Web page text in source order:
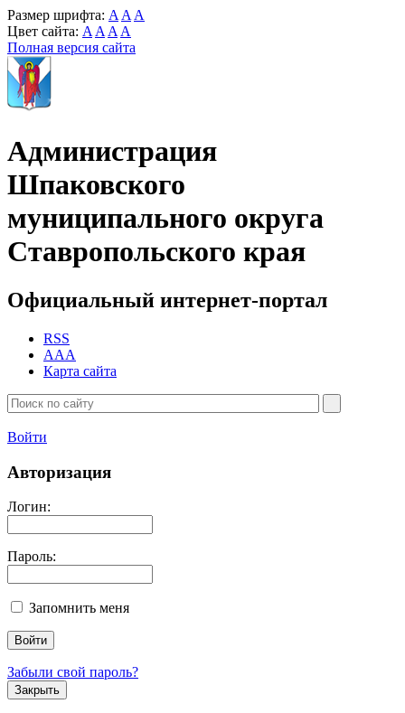
Размер шрифта: A A A
Цвет сайта: A A A A
Полная версия сайта
Администрация
Шпаковского
муниципального округа
Ставропольского края
Официальный интернет-портал
RSS
AAA
Карта сайта
Войти
Авторизация
Логин:
Пароль:
Запомнить меня
Забыли свой пароль?
Закрыть